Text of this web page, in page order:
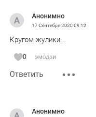
Анонимно
17 Сентября 2020 09:12
Кругом жулики...
0 эмодзи
Ответить
Анонимно